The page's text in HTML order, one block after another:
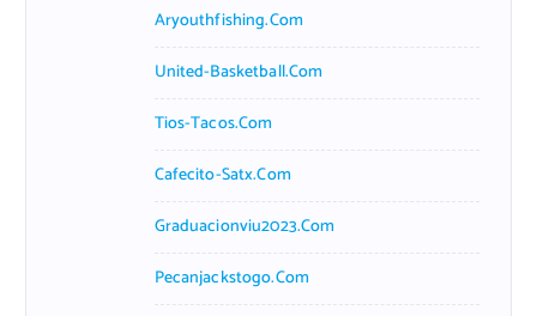
Aryouthfishing.com
United-Basketball.com
Tios-Tacos.com
Cafecito-Satx.com
Graduacionviu2023.com
Pecanjackstogo.com